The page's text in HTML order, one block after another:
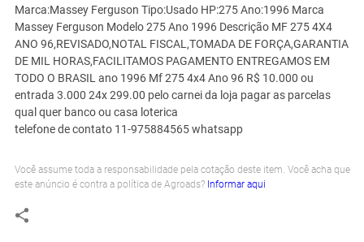
Marca:Massey Ferguson Tipo:Usado HP:275 Ano:1996 Marca
Massey Ferguson Modelo 275 Ano 1996 Descrição MF 275 4X4
ANO 96,REVISADO,NOTAL FISCAL,TOMADA DE FORÇA,GARANTIA
DE MIL HORAS,FACILITAMOS PAGAMENTO ENTREGAMOS EM
TODO O BRASIL ano 1996 Mf 275 4x4 Ano 96 R$ 10.000 ou
entrada 3.000 24x 299.00 pelo carnei da loja pagar as parcelas
qual quer banco ou casa loterica
telefone de contato 11-975884565 whatsapp
Você assume toda a responsabilidade pela cotação deste item. Você acha que
este anúncio é contra a política de Agroads? Informar aqui